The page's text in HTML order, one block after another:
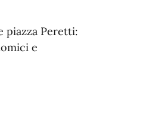
piazza Peretti:
e